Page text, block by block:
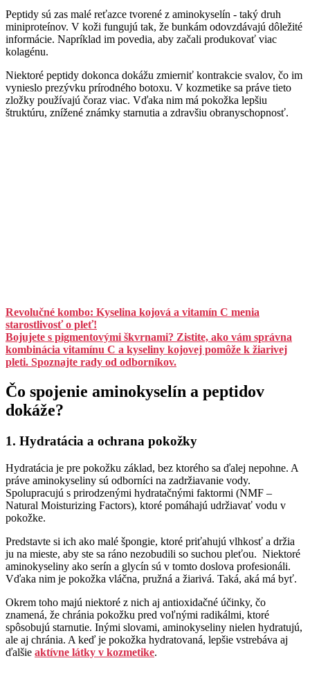
Peptidy sú zas malé reťazce tvorené z aminokyselín - taký druh
miniproteínov. V koži fungujú tak, že bunkám odovzdávajú dôležité
informácie. Napríklad im povedia, aby začali produkovať viac
kolagénu.
Niektoré peptidy dokonca dokážu zmierniť kontrakcie svalov, čo im
vynieslo prezývku prírodného botoxu. V kozmetike sa práve tieto
zložky používajú čoraz viac. Vďaka nim má pokožka lepšiu
štruktúru, znížené známky starnutia a zdravšiu obranyschopnosť.
Revolučné kombo: Kyselina kojová a vitamín C menia
starostlivosť o pleť!
Bojujete s pigmentovými škvrnami? Zistite, ako vám správna
kombinácia vitamínu C a kyseliny kojovej pomôže k žiarivej
pleti. Spoznajte rady od odborníkov.
Čo spojenie aminokyselín a peptidov
dokáže?
1. Hydratácia a ochrana pokožky
Hydratácia je pre pokožku základ, bez ktorého sa ďalej nepohne. A
práve aminokyseliny sú odborníci na zadržiavanie vody.
Spolupracujú s prirodzenými hydratačnými faktormi (NMF –
Natural Moisturizing Factors), ktoré pomáhajú udržiavať vodu v
pokožke.
Predstavte si ich ako malé špongie, ktoré priťahujú vlhkosť a držia
ju na mieste, aby ste sa ráno nezobudili so suchou pleťou. Niektoré
aminokyseliny ako serín a glycín sú v tomto doslova profesionáli.
Vďaka nim je pokožka vláčna, pružná a žiarivá. Taká, aká má byť.
Okrem toho majú niektoré z nich aj antioxidačné účinky, čo
znamená, že chránia pokožku pred voľnými radikálmi, ktoré
spôsobujú starnutie. Inými slovami, aminokyseliny nielen hydratujú,
ale aj chránia. A keď je pokožka hydratovaná, lepšie vstrebáva aj
ďalšie aktívne látky v kozmetike.